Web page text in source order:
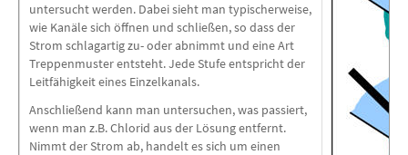
untersucht werden. Dabei sieht man typischerweise,
wie Kanäle sich öffnen und schließen, so dass der
Strom schlagartig zu- oder abnimmt und eine Art
Treppenmuster entsteht. Jede Stufe entspricht der
Leitfähigkeit eines Einzelkanals.
Anschließend kann man untersuchen, was passiert,
wenn man z.B. Chlorid aus der Lösung entfernt.
Nimmt der Strom ab, handelt es sich um einen